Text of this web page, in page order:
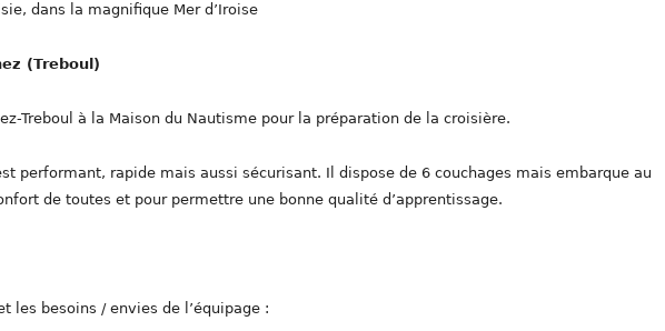
dans la magnifique Mer d’Iroise
(Treboul)
Treboul à la Maison du Nautisme pour la préparation de la croisière.
performant, rapide mais aussi sécurisant. Il dispose de 6 couchages mais embarque au
de toutes et pour permettre une bonne qualité d’apprentissage.
les besoins / envies de l’équipage :